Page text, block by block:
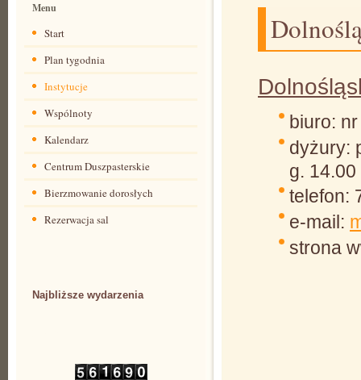
Menu
Start
Plan tygodnia
Instytucje
Wspólnoty
Kalendarz
Centrum Duszpasterskie
Bierzmowanie dorosłych
Rezerwacja sal
Najbliższe wydarzenia
biuro:
dyżury:
g.
telefon:
e-mail:
strona